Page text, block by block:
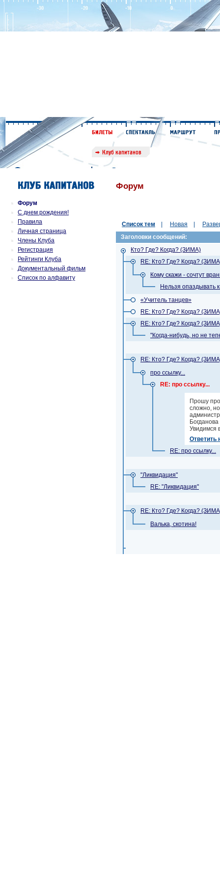
Форум
С днем рождения!
Правила
Личная страница
Члены Клуба
Регистрация
Рейтинги Клуба
Документальный фильм
Список по алфавиту
Форум
Список тем Новая
Заголовки сообщений:
Кто? Где? Когда? (ЗИМА)
RE: Кто? Где? Когда?
Кому скажи - сочтут
Нельзя опаздывать
«Учитель танцев»
RE: Кто? Где? Когда?
RE: Кто? Где? Когда?
"Когда-нибудь, но не
RE: Кто? Где? Когда?
про ссылку...
RE: про ссылку...
Прошу
сложно,
Увидимся
Ответить
RE: про ссылку...
"Ликвидация"
RE: "Ликвидация"
RE: Кто? Где? Когда?
Валька, скотина!